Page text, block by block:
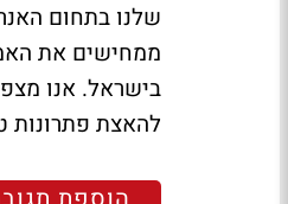
ממחישים את
בישראל. אנו
להאצת פתרונות